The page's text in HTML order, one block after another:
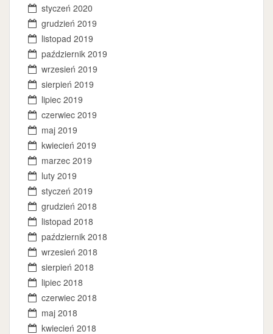
styczeń 2020
grudzień 2019
listopad 2019
październik 2019
wrzesień 2019
sierpień 2019
lipiec 2019
czerwiec 2019
maj 2019
kwiecień 2019
marzec 2019
luty 2019
styczeń 2019
grudzień 2018
listopad 2018
październik 2018
wrzesień 2018
sierpień 2018
lipiec 2018
czerwiec 2018
maj 2018
kwiecień 2018